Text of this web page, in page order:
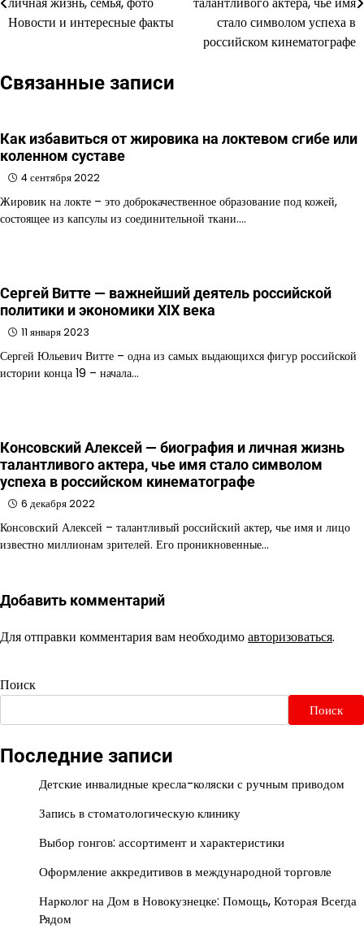
записям
Новости и интересные факты
стало символом успеха в
российском кинематографе
Связанные записи
Как избавиться от жировика на локтевом сгибе или
коленном суставе
4 сентября 2022
Жировик на локте – это доброкачественное образование под кожей,
состоящее из капсулы из соединительной ткани.…
Сергей Витте — важнейший деятель российской
политики и экономики XIX века
11 января 2023
Сергей Юльевич Витте – одна из самых выдающихся фигур российской
истории конца 19 – начала…
Консовский Алексей — биография и личная жизнь
талантливого актера, чье имя стало символом
успеха в российском кинематографе
6 декабря 2022
Консовский Алексей – талантливый российский актер, чье имя и лицо
известно миллионам зрителей. Его проникновенные…
Добавить комментарий
Для отправки комментария вам необходимоавторизоваться.
Поиск
Поиск
Последние записи
Детские инвалидные кресла-коляски с ручным приводом
Запись в стоматологическую клинику
Выбор гонгов: ассортимент и характеристики
Оформление аккредитивов в международной торговле
Нарколог на Дом в Новокузнецке: Помощь, Которая Всегда
Рядом